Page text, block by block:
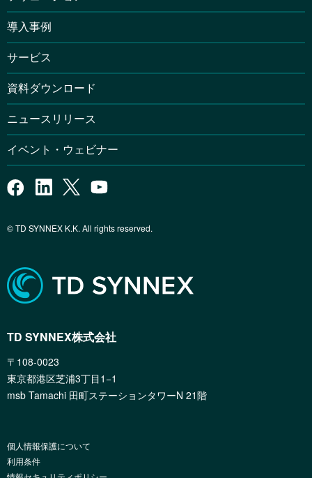
導入事例
サービス
資料ダウンロード
ニュースリリース
イベント・ウェビナー
© TD SYNNEX K.K. All rights reserved.
TD SYNNEX株式会社
〒108-0023
東京都港区芝浦3丁目1−1
msb Tamachi 田町ステーションタワーN 21階
個人情報保護について
利用条件